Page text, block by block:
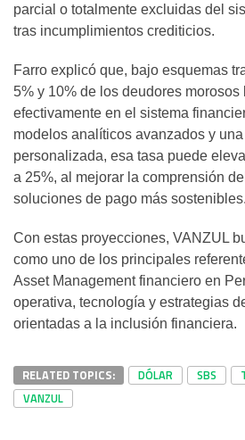
parcial o totalmente excluidas del
tras incumplimientos crediticios.
Farro explicó que, bajo esquemas
5% y 10% de los deudores
efectivamente en el sistema
modelos analíticos avanzados y
personalizada, esa tasa puede
a 25%, al mejorar la comprensión
soluciones de pago más sostenibles.
Con estas proyecciones, VANZUL
como uno de los principales
Asset Management financiero en
operativa, tecnología y estrategias
orientadas a la inclusión financiera.
RELATED TOPICS: DÓLAR SBS
VANZUL